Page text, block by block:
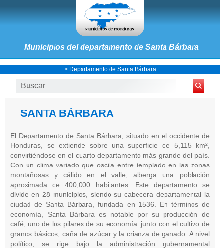
Municipios del departamento de Santa Bárbara
> Departamento de Santa Bárbara
SANTA BÁRBARA
El Departamento de Santa Bárbara, situado en el occidente de
Honduras, se extiende sobre una superficie de 5,115 km²,
convirtiéndose en el cuarto departamento más grande del país.
Con un clima variado que oscila entre templado en las zonas
montañosas y cálido en el valle, alberga una población
aproximada de 400,000 habitantes. Este departamento se
divide en 28 municipios, siendo su cabecera departamental la
ciudad de Santa Bárbara, fundada en 1536. En términos de
economía, Santa Bárbara es notable por su producción de
café, uno de los pilares de su economía, junto con el cultivo de
granos básicos, caña de azúcar y la crianza de ganado. A nivel
político, se rige bajo la administración gubernamental